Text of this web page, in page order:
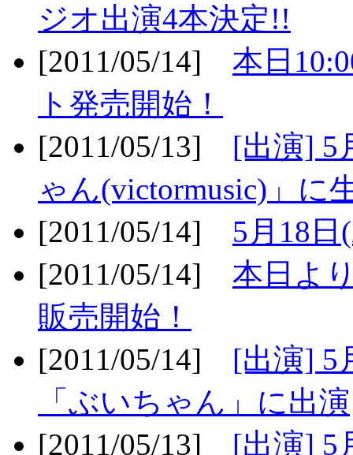
ジオ出演4本決定!!
[2011/05/14] 本日
ト発売開始！
[2011/05/13] [出演] 5
ゃん(victormusic)」に
[2011/05/14] 5月18
[2011/05/14] 本日よ
販売開始！
[2011/05/14] [出演] 5
「ぶいちゃん」に出演
[2011/05/13] [出演] 5